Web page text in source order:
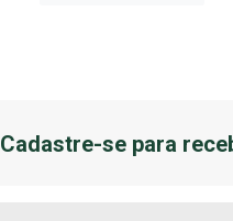
Cadastre-se para